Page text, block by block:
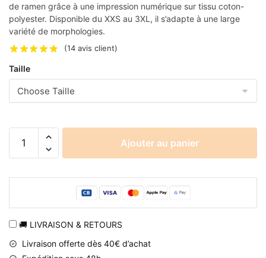
de ramen grâce à une impression numérique sur tissu coton-
polyester. Disponible du XXS au 3XL, il s’adapte à une large
variété de morphologies.
(14 avis client)
Taille
Naruto
Motif
Ramen
Coton-
Ajouter au panier
🚚 LIVRAISON & RETOURS
Livraison offerte dès 40€ d’achat